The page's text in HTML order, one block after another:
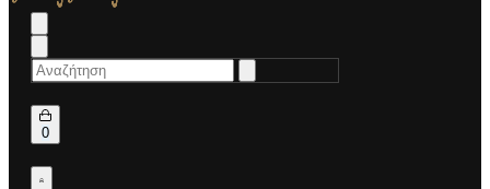
Search
for:
0Open
cart
Open